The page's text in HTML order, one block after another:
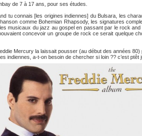
de 7 à 17 ans, pour ses études.
tu connais [les origines indiennes] du Bulsara, les
comme Bohemian Rhapsody, les signatures
musicaux du jazz au gospel en passant par le rock
concevoir un groupe de rock ce serait quelque
Mercury la laissait pousser (au début des années
indiennes, a-t-on besoin de chercher si loin ?? c’est ptêt